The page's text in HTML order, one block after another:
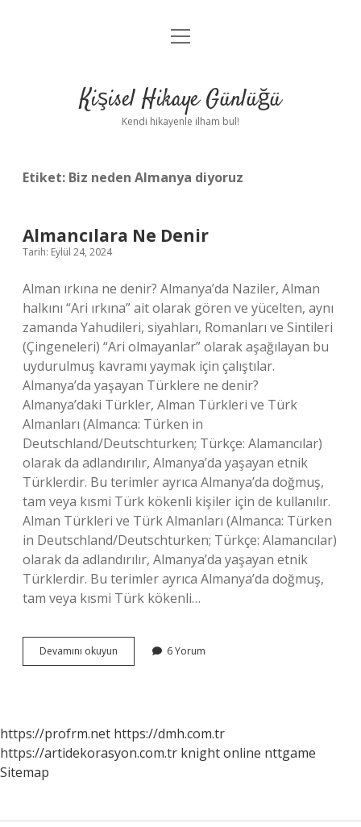
Anasayfa
Yasal Uyarı
menüyü
Kişisel Hikaye Günlüğü
Kendi hikayenle ilham bul!
Etiket: Biz neden Almanya diyoruz
Almancılara Ne Denir
Tarih: Eylül 24, 2024
Alman ırkına ne denir? Almanya’da Naziler, Alman
halkını “Ari ırkına” ait olarak gören ve yücelten, aynı
zamanda Yahudileri, siyahları, Romanları ve Sintileri
(Çingeneleri) “Ari olmayanlar” olarak aşağılayan bu
uydurulmuş kavramı yaymak için çalıştılar.
Almanya’da yaşayan Türklere ne denir?
Almanya’daki Türkler, Alman Türkleri ve Türk
Almanları (Almanca: Türken in
Deutschland/Deutschturken; Türkçe: Alamancılar)
olarak da adlandırılır, Almanya’da yaşayan etnik
Türklerdir. Bu terimler ayrıca Almanya’da doğmuş,
tam veya kısmi Türk kökenli kişiler için de kullanılır.
Alman Türkleri ve Türk Almanları (Almanca: Türken
in Deutschland/Deutschturken; Türkçe: Alamancılar)
olarak da adlandırılır, Almanya’da yaşayan etnik
Türklerdir. Bu terimler ayrıca Almanya’da doğmuş,
tam veya kısmi Türk kökenli…
Devamını okuyun Almancılara
Ne
6 Yorum
https://profrm.net https://dmh.com.tr
https://artidekorasyon.com.tr knight online nttgame
Sitemap